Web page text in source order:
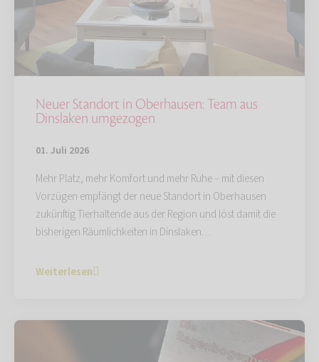
Neuer Standort in Oberhausen: Team aus
Dinslaken umgezogen
01. Juli 2026
Mehr Platz, mehr Komfort und mehr Ruhe – mit diesen
Vorzügen empfängt der neue Standort in Oberhausen
zukünftig Tierhaltende aus der Region und löst damit die
bisherigen Räumlichkeiten in Dinslaken…
Weiterlesen